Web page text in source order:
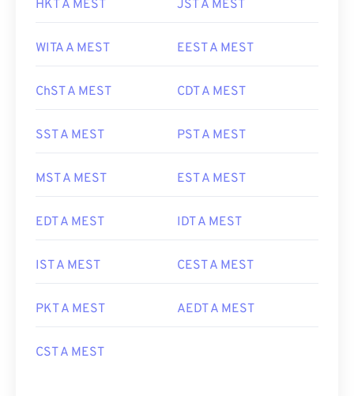
HKT A MEST JST A MEST
WITA A MEST EEST A MEST
ChST A MEST CDT A MEST
SST A MEST PST A MEST
MST A MEST EST A MEST
EDT A MEST IDT A MEST
IST A MEST CEST A MEST
PKT A MEST AEDT A MEST
CST A MEST